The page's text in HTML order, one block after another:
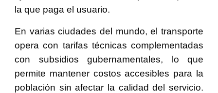
la que paga el usuario.
En varias ciudades del mundo, el transporte
opera con tarifas técnicas complementadas
con subsidios gubernamentales, lo que
permite mantener costos accesibles para la
población sin afectar la calidad del servicio.